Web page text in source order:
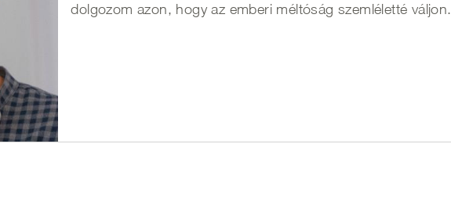
dolgozom azon, hogy az emberi méltóság szemléletté váljon.